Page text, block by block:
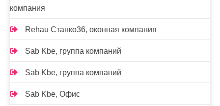
компания
Rehau Станко36, оконная компания
Sab Kbe, группа компаний
Sab Kbe, группа компаний
Sab Kbe, Офис